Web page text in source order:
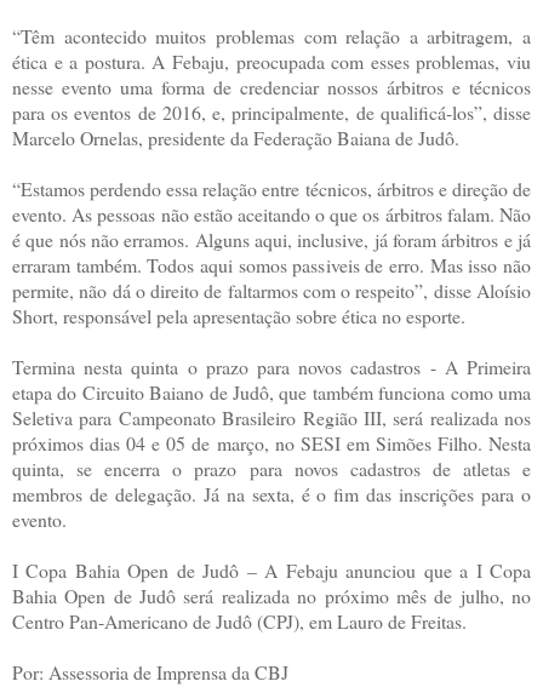
“Têm acontecido muitos problemas com relação a arbitragem, a
ética e a postura. A Febaju, preocupada com esses problemas, viu
nesse evento uma forma de credenciar nossos árbitros e técnicos
para os eventos de 2016, e, principalmente, de qualificá-los”, disse
Marcelo Ornelas, presidente da Federação Baiana de Judô.
“Estamos perdendo essa relação entre técnicos, árbitros e direção de
evento. As pessoas não estão aceitando o que os árbitros falam. Não
é que nós não erramos. Alguns aqui, inclusive, já foram árbitros e já
erraram também. Todos aqui somos passiveis de erro. Mas isso não
permite, não dá o direito de faltarmos com o respeito”, disse Aloísio
Short, responsável pela apresentação sobre ética no esporte.
Termina nesta quinta o prazo para novos cadastros - A Primeira
etapa do Circuito Baiano de Judô, que também funciona como uma
Seletiva para Campeonato Brasileiro Região III, será realizada nos
próximos dias 04 e 05 de março, no SESI em Simões Filho. Nesta
quinta, se encerra o prazo para novos cadastros de atletas e
membros de delegação. Já na sexta, é o fim das inscrições para o
evento.
I Copa Bahia Open de Judô – A Febaju anunciou que a I Copa
Bahia Open de Judô será realizada no próximo mês de julho, no
Centro Pan-Americano de Judô (CPJ), em Lauro de Freitas.
Por: Assessoria de Imprensa da CBJ